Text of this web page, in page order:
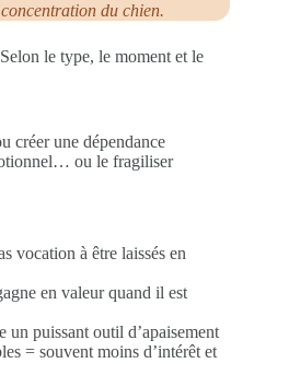
du chien.
le type, le moment et le
créer une dépendance
ou le fragiliser
vocation à être laissés en
en valeur quand il est
un puissant outil d’apaisement
= souvent moins d’intérêt et